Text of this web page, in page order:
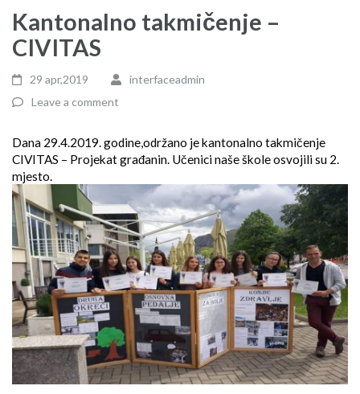
Kantonalno takmičenje –
CIVITAS
29 apr,2019
interfaceadmin
Leave a comment
Dana 29.4.2019. godine,održano je kantonalno takmičenje
CIVITAS – Projekat građanin. Učenici naše škole osvojili su 2.
mjesto.